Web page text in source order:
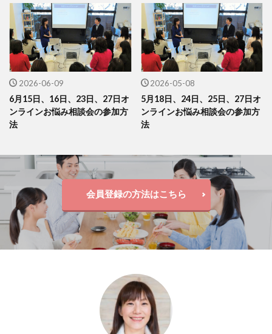
2026-06-09
6月15日、16日、23日、27日オ
ンラインお悩み相談会の参加方
法
2026-05-08
5月18日、24日、25日、27日オ
ンラインお悩み相談会の参加方
法
会員登録の方法はこちら